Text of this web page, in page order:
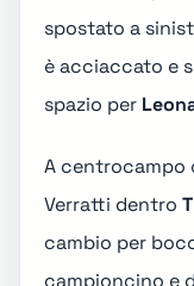
spostato a
è acciaccato e
spazio per
A centrocampo
Verratti dentro
cambio per
campioncino e